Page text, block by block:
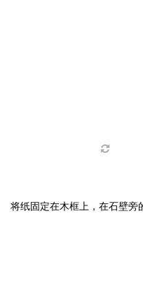
将纸固定在木框上，在石壁旁